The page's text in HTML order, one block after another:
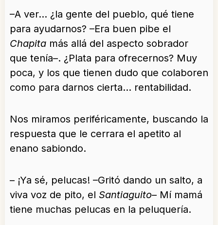
–A ver… ¿la gente del pueblo, qué tiene
para ayudarnos? –Era buen pibe el
Chapita más allá del aspecto sobrador
que tenía–. ¿Plata para ofrecernos? Muy
poca, y los que tienen dudo que colaboren
como para darnos cierta… rentabilidad.
Nos miramos periféricamente, buscando la
respuesta que le cerrara el apetito al
enano sabiondo.
– ¡Ya sé, pelucas! –Gritó dando un salto, a
viva voz de pito, el Santiaguito– Mí mamá
tiene muchas pelucas en la peluquería.